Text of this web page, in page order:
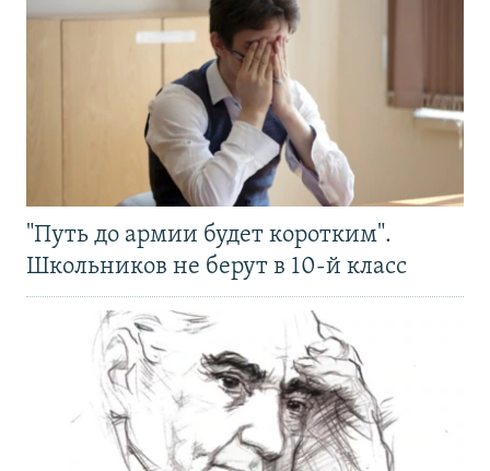
"Путь до армии будет коротким".
Школьников не берут в 10-й класс